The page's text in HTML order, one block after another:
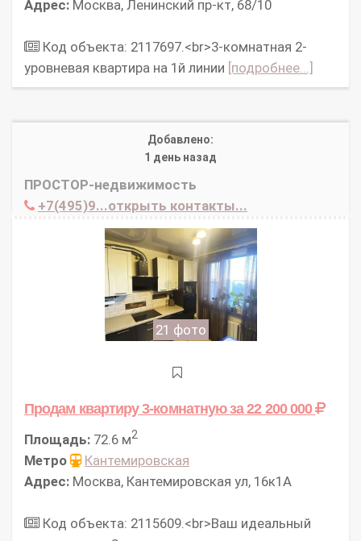
Адрес: Москва, Ленинский пр-кт, 68/10
Код объекта: 2117697.<br>3-комнатная 2-
уровневая квартира на 1й линии [подробнее...]
Добавлено:
1 день назад
ПРОСТОР-недвижимость
+7(495)9...открыть контакты...
21 фото
Продам квартиру 3-комнатнуюза 22 200 000
Площадь: 72.6 м2
Метро
Кантемировская
Адрес: Москва, Кантемировская ул, 16к1А
Код объекта: 2115609.<br>Ваш идеальный